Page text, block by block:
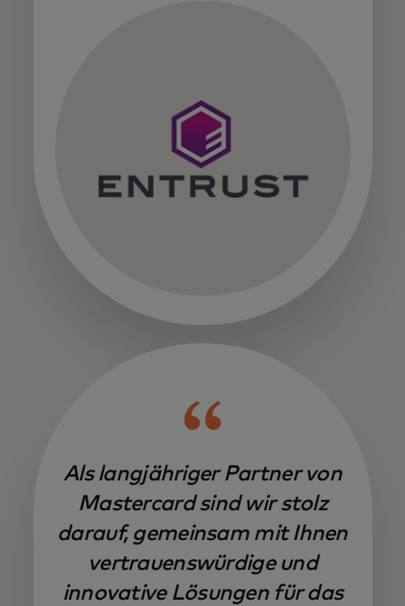
Als langjähriger Partner von
Mastercard sind wir stolz
darauf, gemeinsam mit Ihnen
vertrauenswürdige und
innovative Lösungen für das